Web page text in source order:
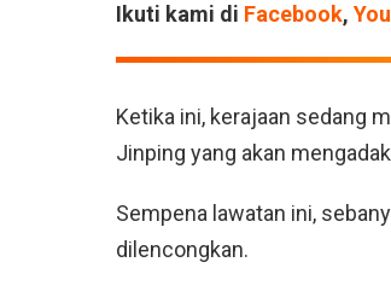
Ikuti kami di Facebook,
Ketika ini, kerajaan sedang
Jinping yang akan
Sempena lawatan ini,
dilencongkan.